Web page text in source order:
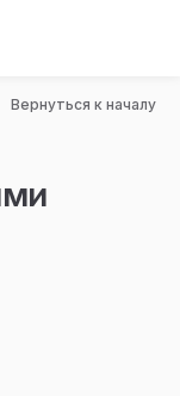
Вернуться к началу